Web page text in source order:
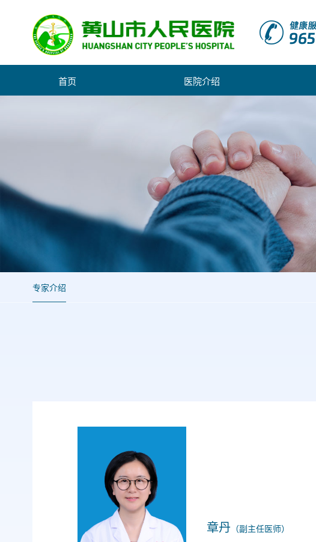
首页 医院介绍
专家介绍
章丹 （副主任医师）